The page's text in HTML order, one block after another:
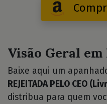
Visão Geral em
Baixe aqui um
REJEITADA PELO CEO
distribua para quem